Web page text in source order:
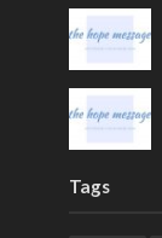
Tags